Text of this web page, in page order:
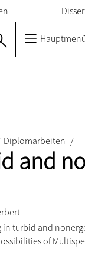
Hauptmenü
Diplomarbeiten /
and
in turbid and
of